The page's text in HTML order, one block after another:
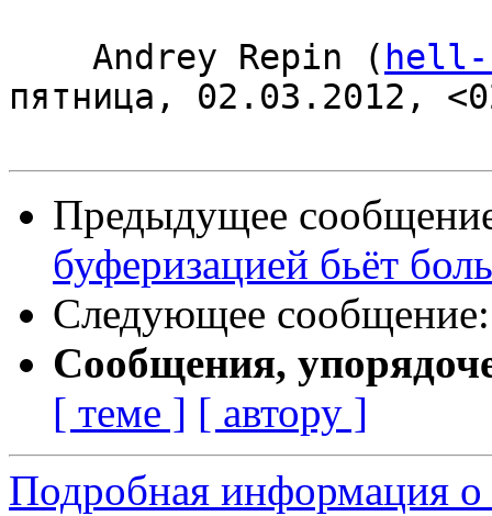
    Andrey Repin (
hell-
пятница, 02.03.2012,
Предыдущее
буферизацией бьёт
Следующее
Сообщения,
[ теме ] [ автору ]
Подробная информация